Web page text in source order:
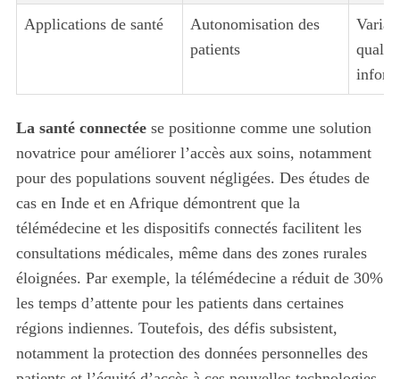
Applications de santé
Autonomisation des
patients
La santé connectéese positionne comme une solution
novatrice pour améliorer l’accès aux soins, notamment
pour des populations souvent négligées. Des études de
cas en Inde et en Afrique démontrent que la
télémédecine et les dispositifs connectés facilitent les
consultations médicales, même dans des zones rurales
éloignées. Par exemple, la télémédecine a réduit de 30%
les temps d’attente pour les patients dans certaines
régions indiennes. Toutefois, des défis subsistent,
notamment la protection des données personnelles des